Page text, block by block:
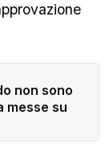
non sono
messe su